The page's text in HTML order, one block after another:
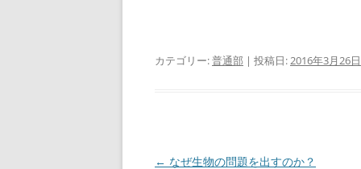
カテゴリー:普通部 | 投稿日:2016年3月26日
投
← なぜ生物の問題を出すのか？